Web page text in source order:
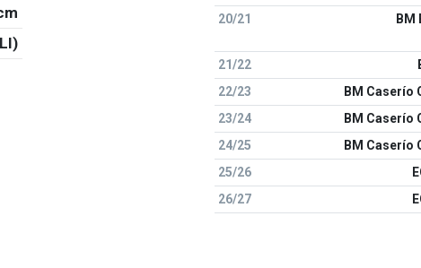
20/21 BM
21/22
22/23
BM Caserío
23/24
BM Caserío
24/25
BM Caserío
25/26
26/27